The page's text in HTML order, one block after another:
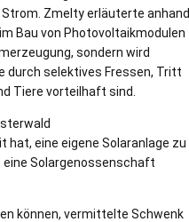
Zmelty erläuterte anhand
Bau von Photovoltaikmodulen
sondern wird
durch selektives Fressen, Tritt
Tiere vorteilhaft sind.
hat, eine eigene Solaranlage zu
eine Solargenossenschaft
können, vermittelte Schwenk